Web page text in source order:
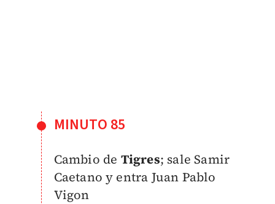
MINUTO 85
Cambio de Tigres; sale Samir
Caetano y entra Juan Pablo
Vigon